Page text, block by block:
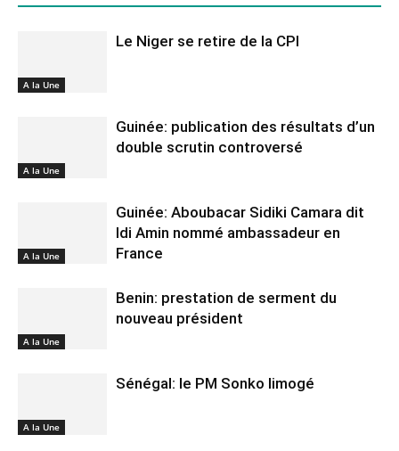
A la Une
Le Niger se retire de la CPI
A la Une
Guinée: publication des résultats d’un
double scrutin controversé
A la Une
Guinée: Aboubacar Sidiki Camara dit
Idi Amin nommé ambassadeur en
France
A la Une
Benin: prestation de serment du
nouveau président
A la Une
Sénégal: le PM Sonko limogé